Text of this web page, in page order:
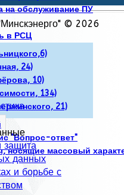
на обслуживание ПУ
в РСЦ
24)
10)
134)
21)
"Вопрос-ответ"
носящие массовый
© 2026
защита
данных
и борьбе с